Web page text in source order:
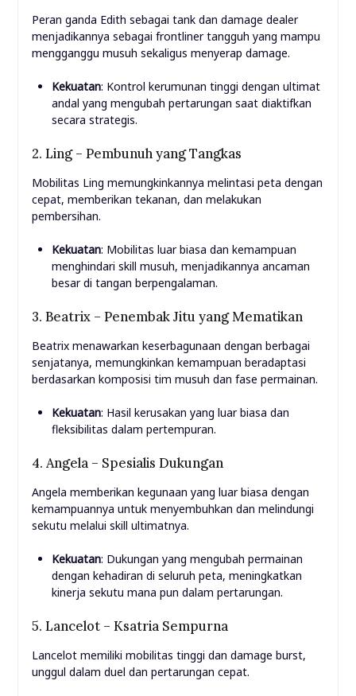
Peran ganda Edith sebagai tank dan damage dealer
menjadikannya sebagai frontliner tangguh yang mampu
mengganggu musuh sekaligus menyerap damage.
Kekuatan: Kontrol kerumunan tinggi dengan ultimat
andal yang mengubah pertarungan saat diaktifkan
secara strategis.
2. Ling – Pembunuh yang Tangkas
Mobilitas Ling memungkinkannya melintasi peta dengan
cepat, memberikan tekanan, dan melakukan
pembersihan.
Kekuatan: Mobilitas luar biasa dan kemampuan
menghindari skill musuh, menjadikannya ancaman
besar di tangan berpengalaman.
3. Beatrix – Penembak Jitu yang Mematikan
Beatrix menawarkan keserbagunaan dengan berbagai
senjatanya, memungkinkan kemampuan beradaptasi
berdasarkan komposisi tim musuh dan fase permainan.
Kekuatan: Hasil kerusakan yang luar biasa dan
fleksibilitas dalam pertempuran.
4. Angela – Spesialis Dukungan
Angela memberikan kegunaan yang luar biasa dengan
kemampuannya untuk menyembuhkan dan melindungi
sekutu melalui skill ultimatnya.
Kekuatan: Dukungan yang mengubah permainan
dengan kehadiran di seluruh peta, meningkatkan
kinerja sekutu mana pun dalam pertarungan.
5. Lancelot – Ksatria Sempurna
Lancelot memiliki mobilitas tinggi dan damage burst,
unggul dalam duel dan pertarungan cepat.